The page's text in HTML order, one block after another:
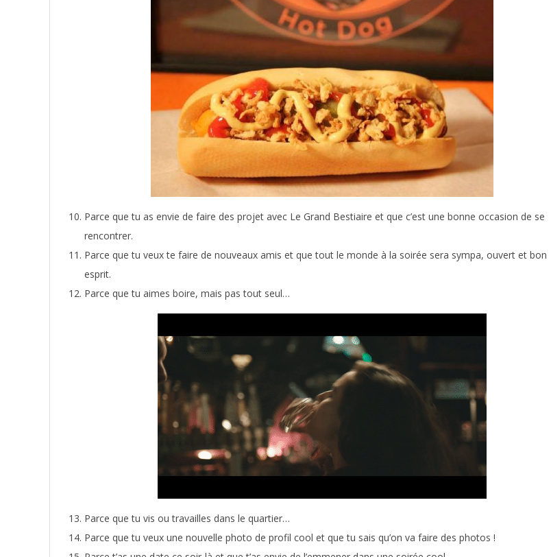
Parce que tu as envie de faire des projet avec Le Grand Bestiaire et que c’est une bonne occasion de se
rencontrer.
Parce que tu veux te faire de nouveaux amis et que tout le monde à la soirée sera sympa, ouvert et bon
esprit.
Parce que tu aimes boire, mais pas tout seul…
Parce que tu vis ou travailles dans le quartier…
Parce que tu veux une nouvelle photo de profil cool et que tu sais qu’on va faire des photos !